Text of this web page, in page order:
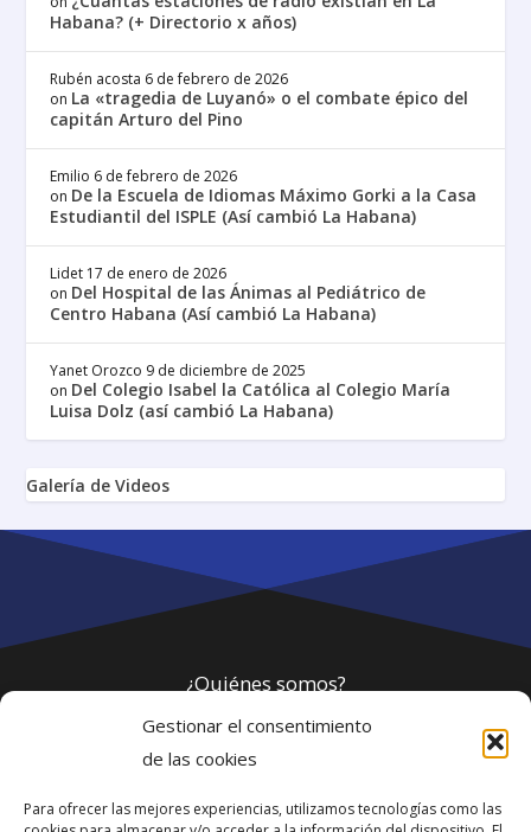
Gestionar el consentimiento
de las cookies
Para ofrecer las mejores experiencias, utilizamos tecnologías como las
Habana? (+ Directorio x años)
Rubén acosta 6 de febrero de 2026
on La «tragedia de Luyanó» o el combate épico del
capitán Arturo del Pino
Emilio 6 de febrero de 2026
on De la Escuela de Idiomas Máximo Gorki a la Casa
Estudiantil del ISPLE (Así cambió La Habana)
Lidet 17 de enero de 2026
on Del Hospital de las Ánimas al Pediátrico de
Centro Habana (Así cambió La Habana)
Yanet Orozco 9 de diciembre de 2025
on Del Colegio Isabel la Católica al Colegio María
Luisa Dolz (así cambió La Habana)
Galería de Videos
¿Quiénes somos?
Política de privacidad
Webmaster